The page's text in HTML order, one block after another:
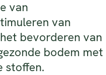
van
van
bevorderen van
bodem met
stoffen.